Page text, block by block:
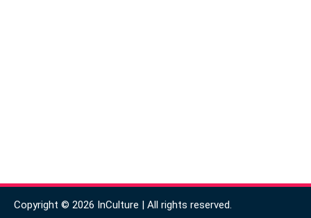
Copyright © 2026 InCulture | All rights reserved.